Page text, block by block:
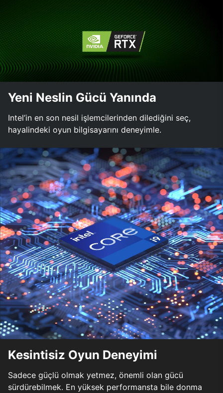
Yeni Neslin Gücü Yanında
Intel’in en son nesil işlemcilerinden dilediğini seç,
hayalindeki oyun bilgisayarını deneyimle.
Kesintisiz Oyun Deneyimi
Sadece güçlü olmak yetmez, önemli olan gücü
sürdürebilmek. En yüksek performansta bile donma